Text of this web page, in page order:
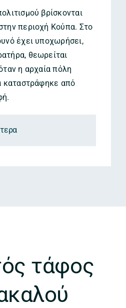
βρίσκονται
περιοχή Κούπα. Στο
έχει υποχωρήσει,
θεωρείται
η αρχαία πόλη
καταστράφηκε από
τάφος